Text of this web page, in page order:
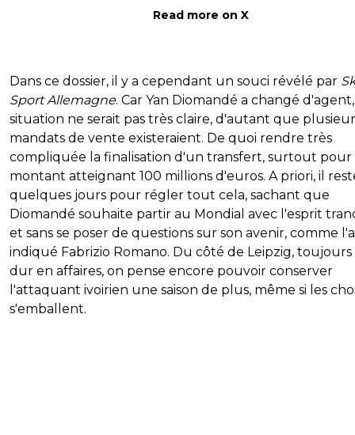
Read more on X
Dans ce dossier, il y a cependant un souci révélé par
Sport Allemagne. Car Yan Diomandé a changé
situation ne serait pas très claire, d'autant que
mandats de vente existeraient. De quoi rendre très
compliquée la finalisation d'un transfert, surtout
montant atteignant 100 millions d'euros. A priori, il
quelques jours pour régler tout cela, sachant que
Diomandé souhaite partir au Mondial avec l'esprit
et sans se poser de questions sur son avenir, comme l'a
indiqué Fabrizio Romano. Du côté de Leipzig, toujours
dur en affaires, on pense encore pouvoir conserver
l'attaquant ivoirien une saison de plus, même si les
s'emballent.